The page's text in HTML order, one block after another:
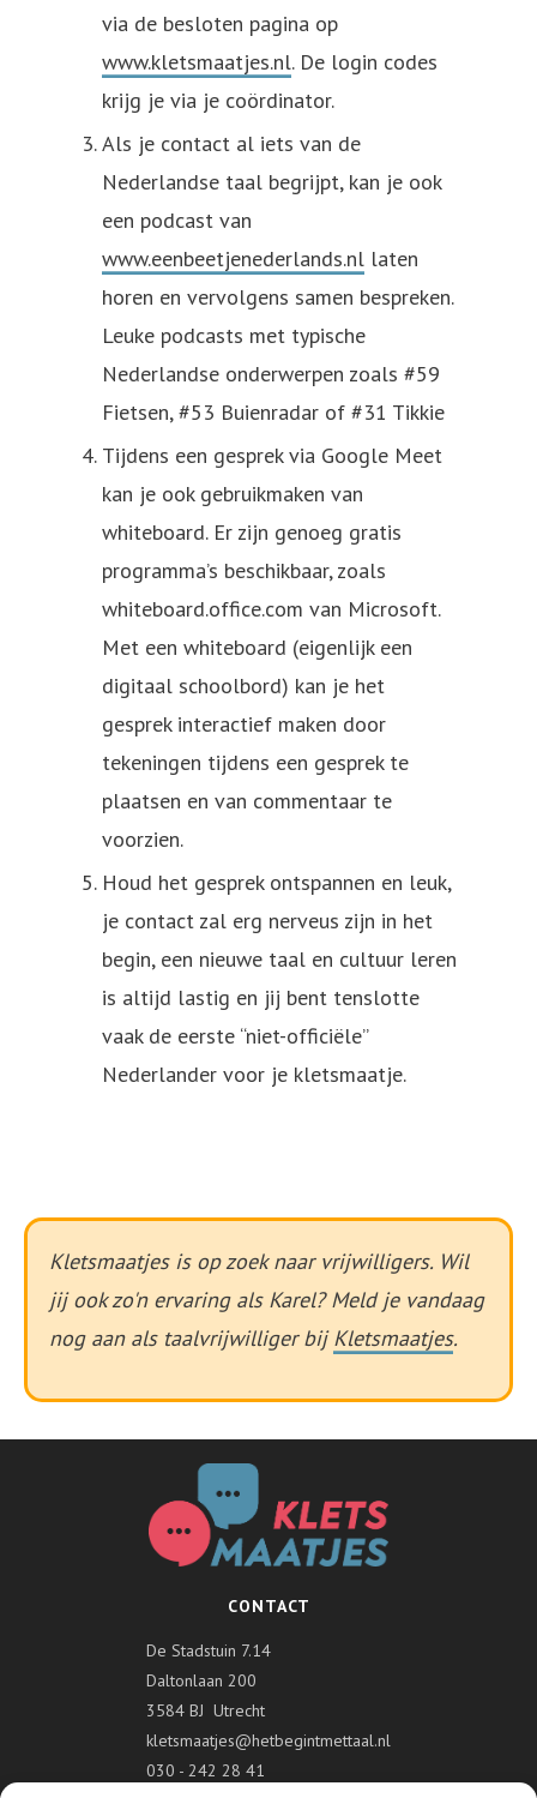
via de besloten pagina op
www.kletsmaatjes.nl. De login codes
krijg je via je coördinator.
Als je contact al iets van de
Nederlandse taal begrijpt, kan je ook
een podcast van
www.eenbeetjenederlands.nl laten
horen en vervolgens samen bespreken.
Leuke podcasts met typische
Nederlandse onderwerpen zoals #59
Fietsen, #53 Buienradar of #31 Tikkie
Tijdens een gesprek via Google Meet
kan je ook gebruikmaken van
whiteboard. Er zijn genoeg gratis
programma’s beschikbaar, zoals
whiteboard.office.com van Microsoft.
Met een whiteboard (eigenlijk een
digitaal schoolbord) kan je het
gesprek interactief maken door
tekeningen tijdens een gesprek te
plaatsen en van commentaar te
voorzien.
Houd het gesprek ontspannen en leuk,
je contact zal erg nerveus zijn in het
begin, een nieuwe taal en cultuur leren
is altijd lastig en jij bent tenslotte
vaak de eerste “niet-officiële”
Nederlander voor je kletsmaatje.
Kletsmaatjes is op zoek naar vrijwilligers. Wil
jij ook zo'n ervaring als Karel? Meld je vandaag
nog aan als taalvrijwilliger bijKletsmaatjes.
CONTACT
De Stadstuin 7.14
Daltonlaan 200
3584 BJ Utrecht
kletsmaatjes@hetbegintmettaal.nl
030 - 242 28 41